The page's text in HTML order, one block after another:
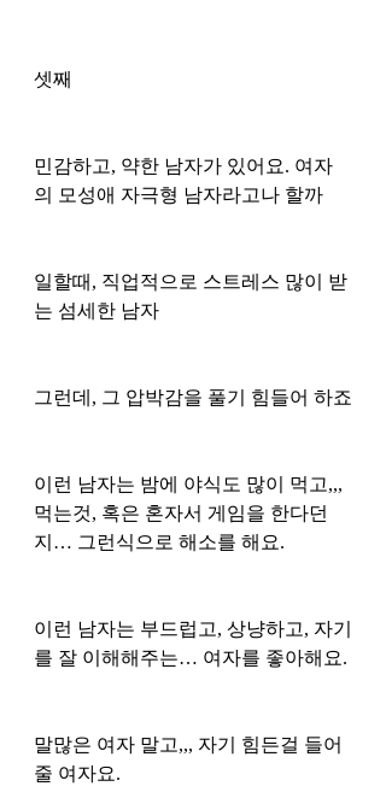
셋째
민감하고, 약한 남자가 있어요. 여자
의 모성애 자극형 남자라고나 할까
일할때, 직업적으로 스트레스 많이 받
는 섬세한 남자
그런데, 그 압박감을 풀기 힘들어 하죠
이런 남자는 밤에 야식도 많이 먹고,,,
먹는것, 혹은 혼자서 게임을 한다던
지… 그런식으로 해소를 해요.
이런 남자는 부드럽고, 상냥하고, 자기
를 잘 이해해주는… 여자를 좋아해요.
말많은 여자 말고,,, 자기 힘든걸 들어
줄 여자요.